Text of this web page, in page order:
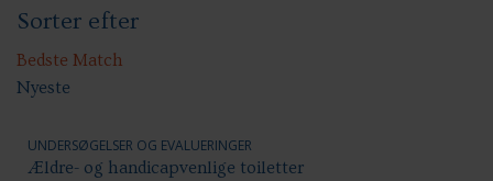
Sorter efter
Bedste Match
Nyeste
UNDERSØGELSER OG EVALUERINGER
Ældre- og handicapvenlige toiletter